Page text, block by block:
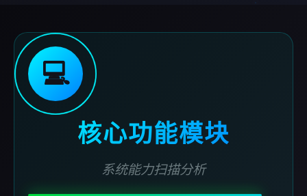
💻
核心功能模块
系统能力扫描分析